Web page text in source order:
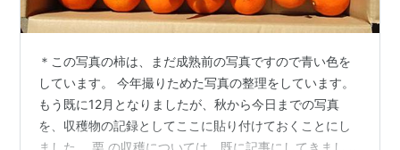
＊この写真の柿は、まだ成熟前の写真ですので青い色を
しています。 今年撮りためた写真の整理をしています。
もう既に12月となりましたが、秋から今日までの写真
を、収穫物の記録としてここに貼り付けておくことにし
ました。 栗 の収穫については、既に記事にしてきまし